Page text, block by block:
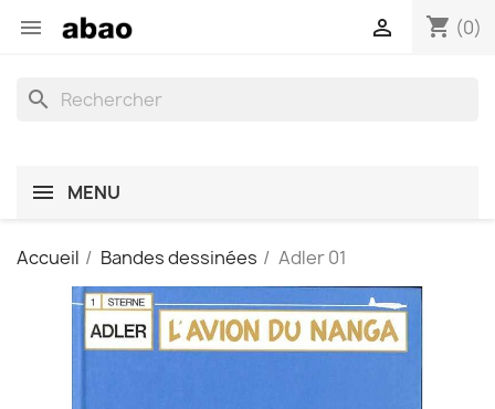
 shopping_cart (0)

search
MENU
Accueil Bandes dessinées Adler 01